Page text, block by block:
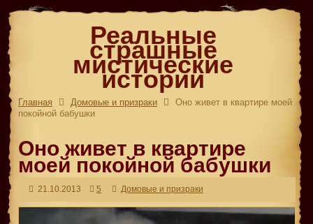
Реальные
страшные
мистические
истории
Главная Домовые и призраки
Оно живет в квартире моей
покойной бабушки
Оно живет в квартире
моей покойной бабушки
21.10.2013 5 Домовые и призраки